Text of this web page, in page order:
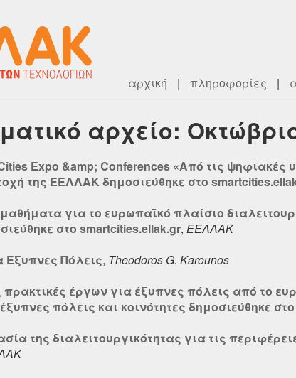
αρχική | πληροφορίες |
αρχείο:
Expo &amp; Conferences «Από τις
της ΕΕΛΛΑΚ δημοσιεύθηκε στο
για το ευρωπαϊκό πλαίσιο
στο smartcities.ellak.gr, ΕΕΛΛΑΚ
Έξυπνες Πόλεις, Theodoros G. Karounos
έργων για έξυπνες πόλεις από το
πόλεις και κοινότητες δημοσιεύθηκε
της διαλειτουργικότητας για τις